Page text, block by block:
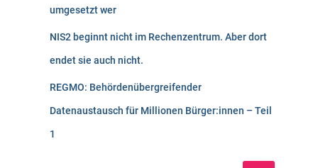
umgesetzt wer
NIS2 beginnt nicht im Rechenzentrum. Aber dort
endet sie auch nicht.
REGMO: Behördenübergreifender
Datenaustausch für Millionen Bürger:innen – Teil
1